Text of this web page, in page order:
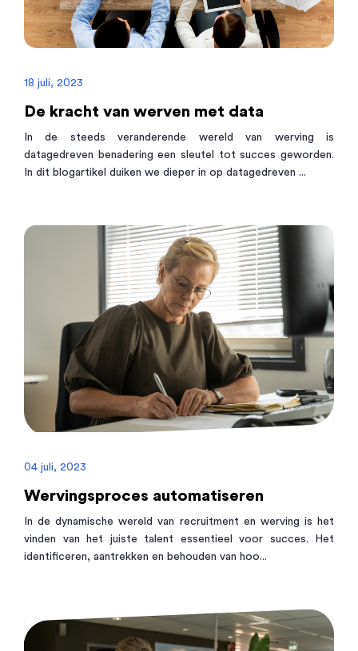
18 juli, 2023
De kracht van werven met data
In de steeds veranderende wereld van werving is
datagedreven benadering een sleutel tot succes geworden.
In dit blogartikel duiken we dieper in op datagedreven ...
04 juli, 2023
Wervingsproces automatiseren
In de dynamische wereld van recruitment en werving is het
vinden van het juiste talent essentieel voor succes. Het
identificeren, aantrekken en behouden van hoo...